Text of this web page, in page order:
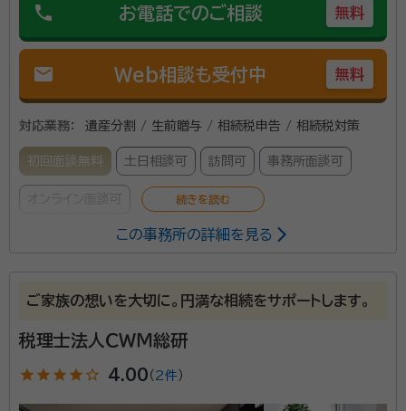
phone お電話でのご相談 無料
mail Web相談も受付中 無料
対応業務： 遺産分割 / 生前贈与 / 相続税申告 / 相続税対策
初回面談無料 土日相談可 訪問可 事務所面談可
6,072件。2013年から累計で26,000件以上の相続
税申告をお手伝いしています。 初めての相続で不安を
感じている方でも安心して相談できるよう、親身なサポ
ートを心がけ、一人ひとり適切なサービスを提供するた
めに、小さなお悩みやご事情まできめ細かく配慮してい
この事務所の詳細を見る
ご家族の想いを大切に。円満な相続をサポートします。
税理士法人ＣＷＭ総研
star star star star star_outline 4.00 （ 2件 ）